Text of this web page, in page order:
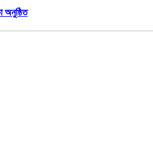
অনুষ্ঠিত